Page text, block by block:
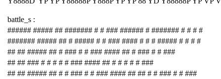
battle_s :
###### ##### ## ####### # # ### ###### # ####### # # # #
####### ##### ## # ##### # # ### #### # # # ##### # # # #
## ## ##### ## # ### # # ### #### ## # ### # # ###
## ## ### # # # # # ### #### ## # # # # # ###
## ## ##### ## # # ### # # ### #### ## ## # # ### # # ###